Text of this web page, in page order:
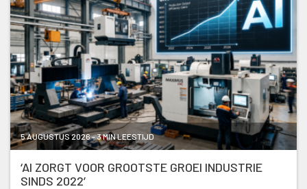
5 AUGUSTUS 2026 - 3 MIN LEESTIJD
‘AI ZORGT VOOR GROOTSTE GROEI INDUSTRIE
SINDS 2022’